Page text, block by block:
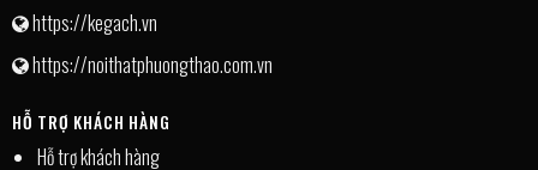
https://kegach.vn
https://noithatphuongthao.com.vn
HỖ TRỢ KHÁCH HÀNG
Hỗ trợ khách hàng